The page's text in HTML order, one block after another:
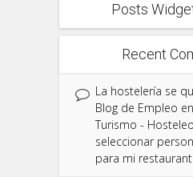
Posts
Recent
La hostelería se
Blog de Empleo
Turismo - Hosteleo
seleccionar
para mi